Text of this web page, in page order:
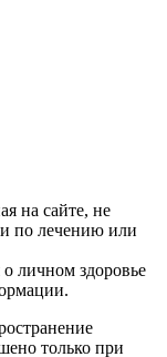
на сайте, не
по лечению или
личном здоровье
только при